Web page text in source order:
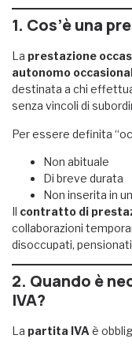
1. Cos’è una
La prestazione
autonomo
destinata a chi
senza vincoli di
Per essere definita
Non abituale
Di breve durata
Non inserita in
Il contratto di
collaborazioni
disoccupati,
2. Quando è
IVA?
La partita IVA è